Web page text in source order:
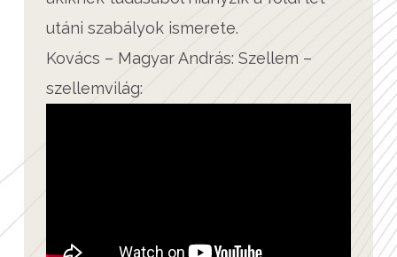
utáni szabályok ismerete.
Kovács – Magyar András: Szellem –
szellemvilág: